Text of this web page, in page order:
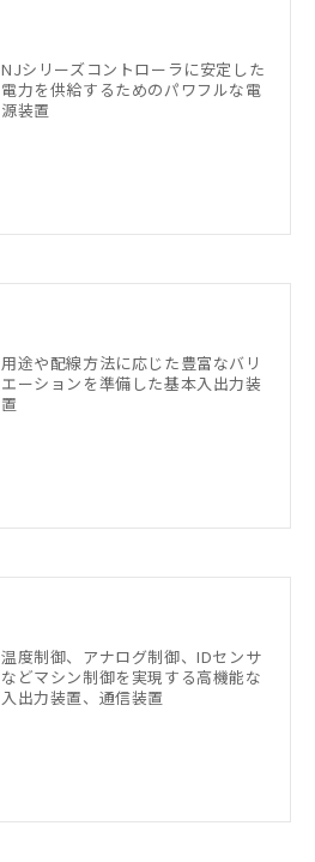
NJシリーズコントローラに安定した
電力を供給するためのパワフルな電
源装置
用途や配線方法に応じた豊富なバリ
エーションを準備した基本入出力装
置
温度制御、アナログ制御、IDセンサ
などマシン制御を実現する高機能な
入出力装置、通信装置